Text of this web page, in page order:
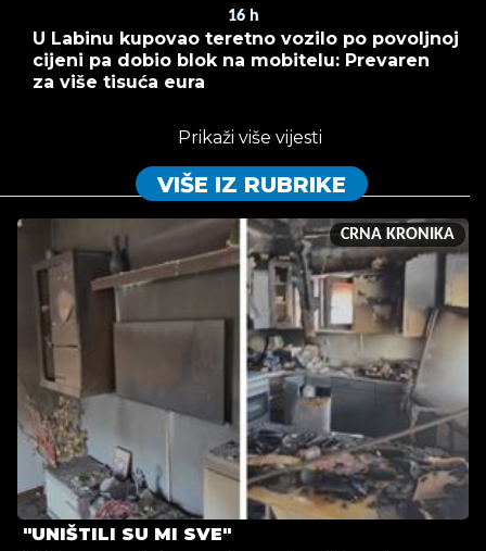
16 h
U Labinu kupovao teretno vozilo po povoljnoj
cijeni pa dobio blok na mobitelu: Prevaren
za više tisuća eura
Prikaži više vijesti
VIŠE IZ RUBRIKE
CRNA KRONIKA
"UNIŠTILI SU MI SVE"